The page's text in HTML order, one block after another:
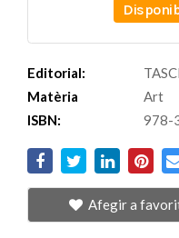
Editorial:
Matèria
Art
ISBN:
978-
Afegir a